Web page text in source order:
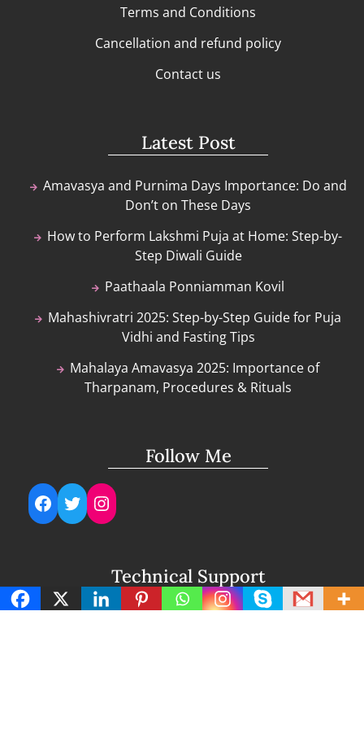
Terms and Conditions
Cancellation and refund policy
Contact us
Latest Post
Amavasya and Purnima Days Importance: Do and
Don’t on These Days
How to Perform Lakshmi Puja at Home: Step-by-
Step Diwali Guide
Paathaala Ponniamman Kovil
Mahashivratri 2025: Step-by-Step Guide for Puja
Vidhi and Fasting Tips
Mahalaya Amavasya 2025: Importance of
Tharpanam, Procedures & Rituals
Follow Me
Facebook
TwitterInstagram
Technical Support
support@lightuptemples.com